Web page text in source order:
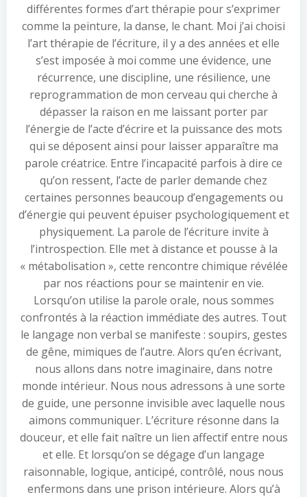
différentes formes d’art thérapie pour s’exprimer
comme la peinture, la danse, le chant. Moi j’ai choisi
l’art thérapie de l’écriture, il y a des années et elle
s’est imposée à moi comme une évidence, une
récurrence, une discipline, une résilience, une
reprogrammation de mon cerveau qui cherche à
dépasser la raison en me laissant porter par
l’énergie de l’acte d’écrire et la puissance des mots
qui se déposent ainsi pour laisser apparaître ma
parole créatrice. Entre l’incapacité parfois à dire ce
qu’on ressent, l’acte de parler demande chez
certaines personnes beaucoup d’engagements ou
d’énergie qui peuvent épuiser psychologiquement et
physiquement. La parole de l’écriture invite à
l’introspection. Elle met à distance et pousse à la
« métabolisation », cette rencontre chimique révélée
par nos réactions pour se maintenir en vie.
Lorsqu’on utilise la parole orale, nous sommes
confrontés à la réaction immédiate des autres. Tout
le langage non verbal se manifeste : soupirs, gestes
de gêne, mimiques de l’autre. Alors qu’en écrivant,
nous allons dans notre imaginaire, dans notre
monde intérieur. Nous nous adressons à une sorte
de guide, une personne invisible avec laquelle nous
aimons communiquer. L’écriture résonne dans la
douceur, et elle fait naître un lien affectif entre nous
et elle. Et lorsqu’on se dégage d’un langage
raisonnable, logique, anticipé, contrôlé, nous nous
enfermons dans une prison intérieure. Alors qu’à